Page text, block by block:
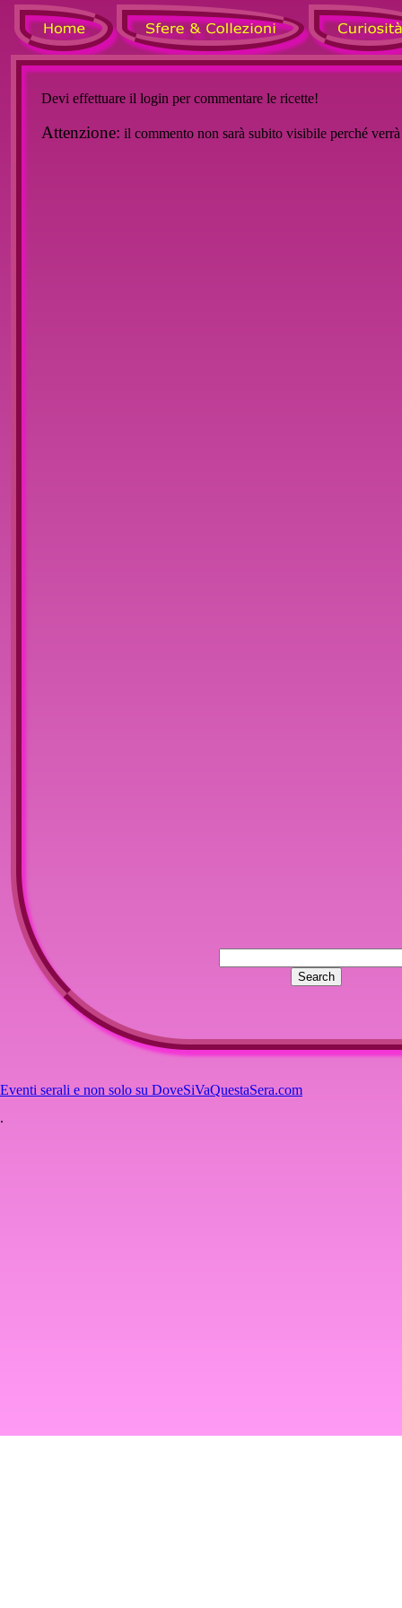
Devi effettuare il login per commentare le ricette!
Attenzione: il commento non sarà subito visibile perché
Eventi serali e non solo su DoveSiVaQuestaSera.com
.